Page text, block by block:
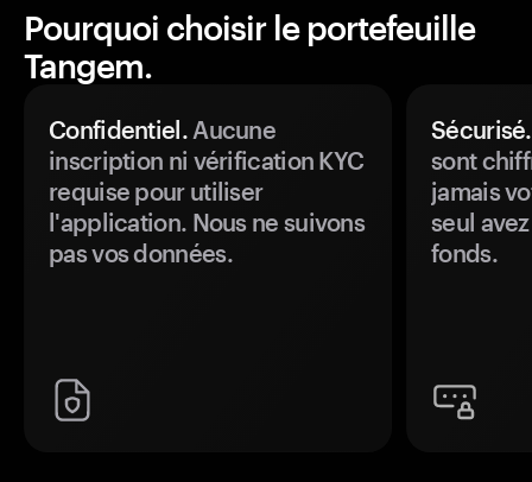
Pourquoi choisir le portefeuille
Tangem.
Confidentiel.Aucune
inscription ni vérification KYC
requise pour utiliser
l'application. Nous ne suivons
pas vos données.
Sécurisé.
sont
jamais
seul
fonds.